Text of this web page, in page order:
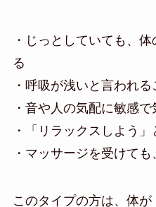
・じっとしていても、
る
・呼吸が浅いと言われる
・音や人の気配に敏感
・「リラックスしよう
・マッサージを受けて
このタイプの方は、体